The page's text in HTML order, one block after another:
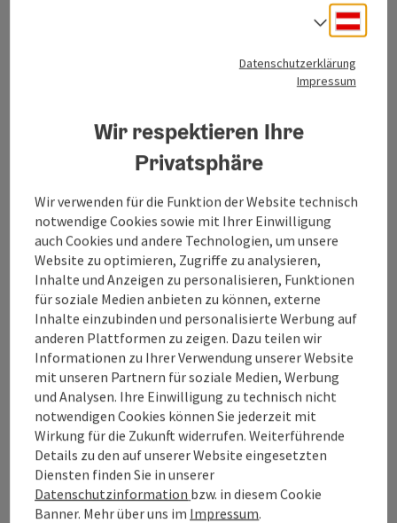
Tourismusverband Mühlviertel
4190 Bad Leonfelden
info@muehlviertel.at
FacebookInstagramPinterestLinkedIn
Kontaktformular
Datenschutzerklärung
Impressum
Wir respektieren Ihre
Privatsphäre
Wir verwenden für die Funktion der Website technisch
notwendige Cookies sowie mit Ihrer Einwilligung
auch Cookies und andere Technologien, um unsere
Website zu optimieren, Zugriffe zu analysieren,
Inhalte und Anzeigen zu personalisieren, Funktionen
für soziale Medien anbieten zu können, externe
Inhalte einzubinden und personalisierte Werbung auf
anderen Plattformen zu zeigen. Dazu teilen wir
Informationen zu Ihrer Verwendung unserer Website
mit unseren Partnern für soziale Medien, Werbung
und Analysen. Ihre Einwilligung zu technisch nicht
notwendigen Cookies können Sie jederzeit mit
Wirkung für die Zukunft widerrufen. Weiterführende
Details zu den auf unserer Website eingesetzten
Diensten finden Sie in unserer
Datenschutzinformation bzw. in diesem Cookie
Banner. Mehr über uns im Impressum.